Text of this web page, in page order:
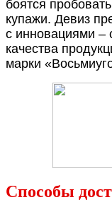
боятся
купажи. Девиз
с инновациями –
качества
марки
Способы